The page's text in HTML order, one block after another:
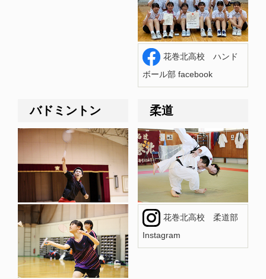
花巻北高校 ハンド
ボール部 facebook
バドミントン 柔道
花巻北高校 柔道部
Instagram